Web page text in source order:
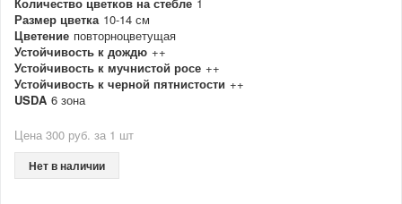
Размер цветка 10-14 см
Цветение повторноцветущая
Устойчивость к дождю ++
Устойчивость к мучнистой росе ++
Устойчивость к черной пятнистости ++
USDA 6 зона
Цена 300 руб. за 1 шт
Нет в наличии